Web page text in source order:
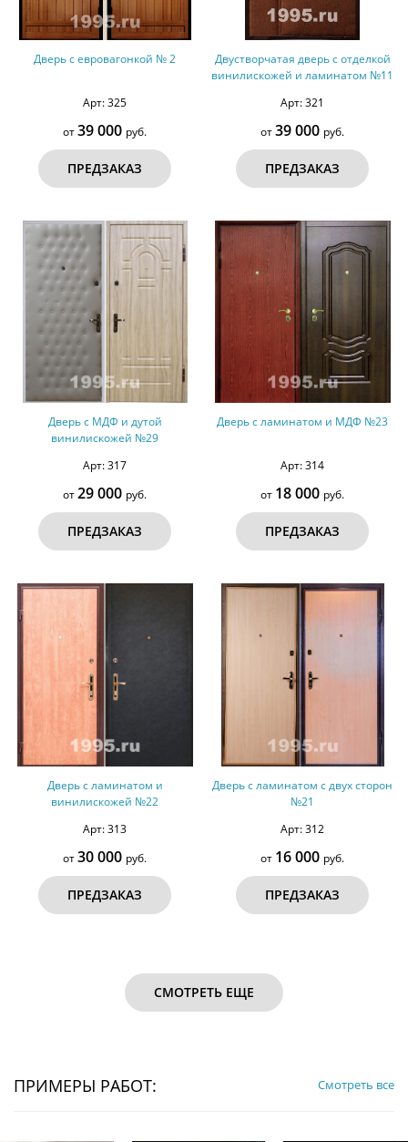
Дверь с евровагонкой № 2
Арт: 325
от39 000 руб.
ПРЕДЗАКАЗ
Двустворчатая дверь с отделкой
винилискожей и ламинатом №11
Арт: 321
от39 000 руб.
ПРЕДЗАКАЗ
Дверь с МДФ и дутой
винилискожей №29
Арт: 317
от29 000 руб.
ПРЕДЗАКАЗ
Дверь с ламинатом и МДФ №23
Арт: 314
от 18 000 руб.
ПРЕДЗАКАЗ
Дверь с ламинатом и
винилискожей №22
Арт: 313
от30 000 руб.
ПРЕДЗАКАЗ
Дверь с ламинатом с двух сторон
№21
Арт: 312
от 16 000 руб.
ПРЕДЗАКАЗ
СМОТРЕТЬ ЕЩЕ
ПРИМЕРЫ РАБОТ: Смотреть все